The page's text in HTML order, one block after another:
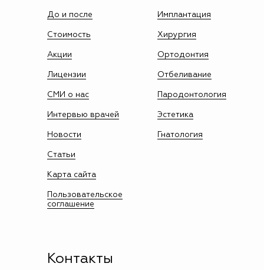
До и после
Стоимость
Акции
Лицензии
СМИ о нас
Интервью врачей
Новости
Статьи
Карта сайта
Пользовательское
соглашение
Имплантация
Хирургия
Ортодонтия
Отбеливание
Пародонтология
Эстетика
Гнатология
Контакты